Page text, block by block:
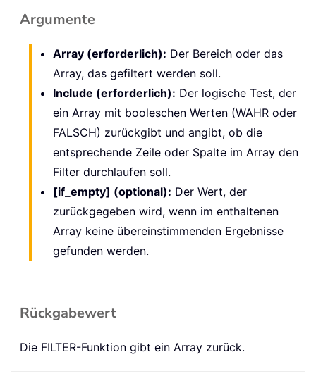
Argumente
Array (erforderlich): Der Bereich oder das
Array, das gefiltert werden soll.
Include (erforderlich): Der logische Test, der
ein Array mit booleschen Werten (WAHR oder
FALSCH) zurückgibt und angibt, ob die
entsprechende Zeile oder Spalte im Array den
Filter durchlaufen soll.
[if_empty] (optional): Der Wert, der
zurückgegeben wird, wenn im enthaltenen
Array keine übereinstimmenden Ergebnisse
gefunden werden.
Rückgabewert
Die FILTER-Funktion gibt ein Array zurück.